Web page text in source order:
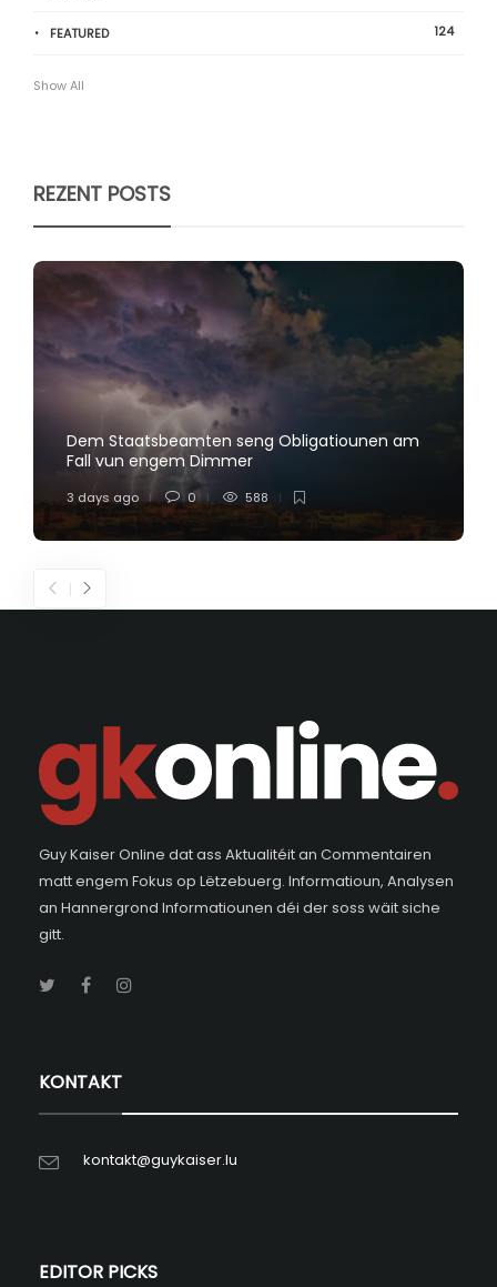
FEATURED 124
Show All
REZENT POSTS
Dem Staatsbeamten seng Obligatiounen am
Fall vun engem Dimmer
3 days ago 0 588
Guy Kaiser Online dat ass Aktualitéit an Commentairen
matt engem Fokus op Lëtzebuerg. Informatioun, Analysen
an Hannergrond Informatiounen déi der soss wäit siche
gitt.
KONTAKT
kontakt@guykaiser.lu
EDITOR PICKS